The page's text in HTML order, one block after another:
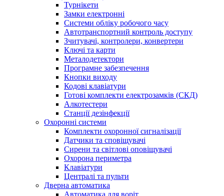
Турнікети
Замки електронні
Системи обліку робочого часу
Автотранспортний контроль доступу
Зчитувачі, контролери, конвертери
Ключі та карти
Металодетектори
Програмне забезпечення
Кнопки виходу
Кодові клавіатури
Готові комплекти електрозамків (СКД)
Алкотестери
Станції дезінфекції
Охоронні системи
Комплекти охоронної сигналізації
Датчики та сповіщувачі
Сирени та світлові оповіщувачі
Охорона периметра
Клавіатури
Централі та пульти
Дверна автоматика
Автоматика для воріт